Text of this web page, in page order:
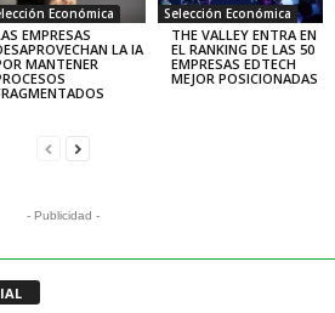
Económica
EMPRESAS
LA IA
MANTENER
Selección Económica
THE VALLEY ENTRA EN
EL RANKING DE LAS 50
EMPRESAS EDTECH
MEJOR POSICIONADAS
- Publicidad -